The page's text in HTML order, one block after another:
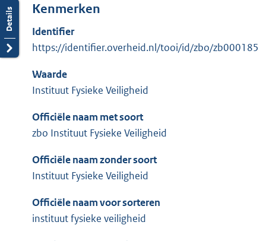
Kenmerken
Identifier
https://identifier.overheid.nl/tooi/id/zbo/zb000185
Waarde
Instituut Fysieke Veiligheid
Officiële naam met soort
zbo Instituut Fysieke Veiligheid
Officiële naam zonder soort
Instituut Fysieke Veiligheid
Officiële naam voor sorteren
instituut fysieke veiligheid